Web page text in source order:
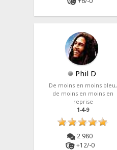
Phil D
De moins en moins bleu,
de moins en moins en
reprise
1-4-9
2 980
+12/-0